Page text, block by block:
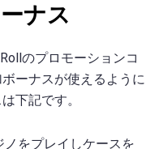
ナス
のプロモーションコ
ーナスが使えるように
下記です。
をプレイしケースを